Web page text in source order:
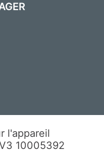
l'appareil
10005392